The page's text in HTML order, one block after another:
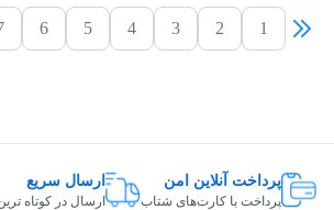
1
2
3
4
5
6
پرداخت آنلاین امن
پرداخت با کارت‌های شتاب
ارسال سریع
ارسال در کوتاه